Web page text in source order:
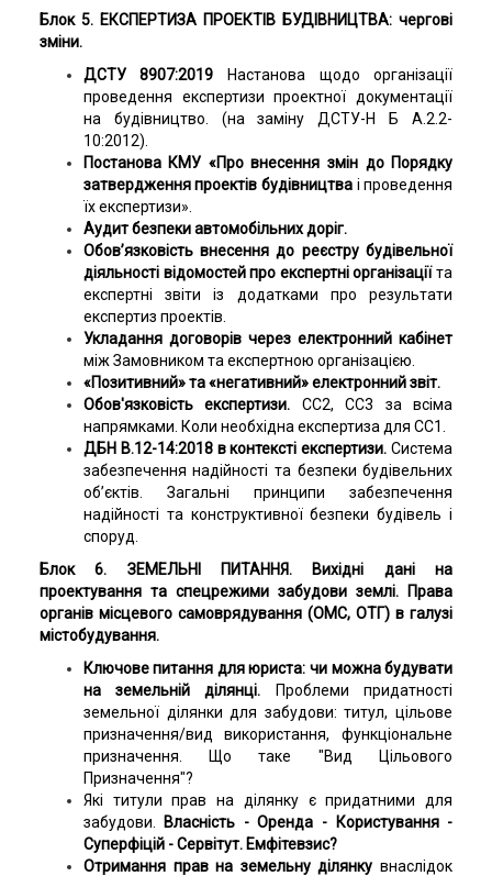
Блок 5. ЕКСПЕРТИЗА ПРОЕКТІВ БУДІВНИЦТВА: чергові
зміни.
ДСТУ 8907:2019
Настанова щодо організації
проведення експертизи проектної документації
на будівництво. (на заміну ДСТУ-Н Б А.2.2-
10:2012).
Постанова КМУ «Про внесення змін до Порядку
затвердження проектів будівництваі проведення
їх експертизи».
Аудит безпеки автомобільних доріг.
Обов’язковість внесення до реєстру будівельної
діяльності відомостей про експертні організаціїта
експертні звіти із додатками про результати
експертиз проектів.
Укладання договорів через електронний кабінет
між Замовником та експертною організацією.
«Позитивний» та «негативний» електронний звіт.
Обов'язковість експертизи. СС2, СС3 за всіма
напрямками. Коли необхідна експертиза для СС1.
ДБН В.12-14:2018 в контексті експертизи.Система
забезпечення надійності та безпеки будівельних
об’єктів. Загальні принципи забезпечення
надійності та конструктивної безпеки будівель і
споруд.
Блок 6. ЗЕМЕЛЬНІ ПИТАННЯ. Вихідні дані на
проектування та спецрежими забудови землі. Права
органів місцевого самоврядування (ОМС, ОТГ) в галузі
містобудування.
Ключове питання для юриста: чи можна будувати
на земельній ділянці. Проблеми придатності
земельної ділянки для забудови: титул, цільове
призначення/вид використання, функціональне
призначення. Що таке "Вид Цільового
Призначення"?
Які титули прав на ділянку є придатними для
забудови. Власність - Оренда - Користування -
Суперфіцій - Сервітут. Емфітевзис?
Отримання прав на земельну ділянку внаслідок